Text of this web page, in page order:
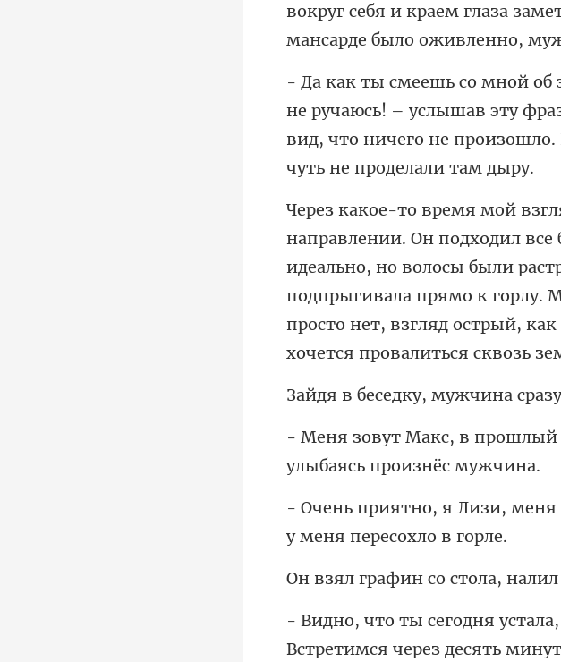
вокруг себя и краем глаза
аюсь! – услышав эту
вид, что ничего
идеально, но волосы были
подпрыгивала прямо к горлу.
у, мужчина сра
тола, налил
Встретимся через десять